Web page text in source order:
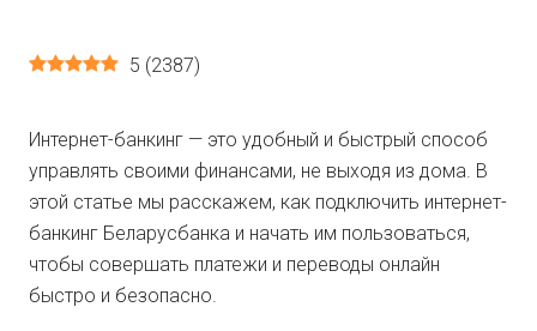
5 (2387)
Интернет-банкинг — это удобный и быстрый способ
управлять своими финансами, не выходя из дома. В
этой статье мы расскажем, как подключить интернет-
банкинг Беларусбанка и начать им пользоваться,
чтобы совершать платежи и переводы онлайн
быстро и безопасно.